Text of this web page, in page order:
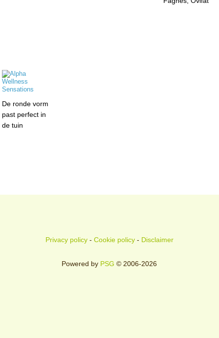
De ronde vorm
past perfect in
de tuin
Privacy policy- Cookie policy- Disclaimer
Powered by PSG © 2006-2026